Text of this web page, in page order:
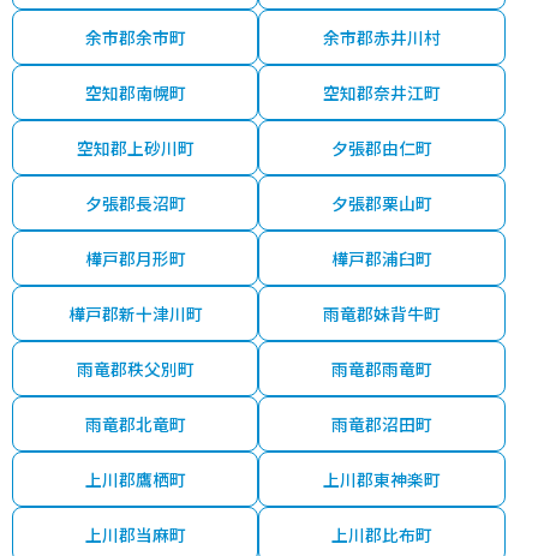
余市郡余市町 余市郡赤井川村
空知郡南幌町 空知郡奈井江町
空知郡上砂川町 夕張郡由仁町
夕張郡長沼町 夕張郡栗山町
樺戸郡月形町 樺戸郡浦臼町
樺戸郡新十津川町 雨竜郡妹背牛町
雨竜郡秩父別町 雨竜郡雨竜町
雨竜郡北竜町 雨竜郡沼田町
上川郡鷹栖町 上川郡東神楽町
上川郡当麻町 上川郡比布町